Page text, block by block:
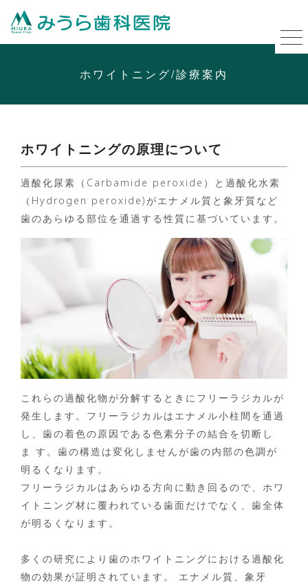
ホワイトニング/診療案内
ホワイトニングの原理について
過酸化尿素（Carbamide peroxide）と過酸化水素
（Hydrogen peroxide)がエナメル質と象牙質など
歯のあらゆる部位を通過する性質に基づいています。
これらの過酸化物が分解するときにフリーラジカルが
発生します。フリーラジカルはエナメル小柱間を通過
し、歯の着色の原因である色素分子の結合を切断し
ま す。歯の構造は変化しませんが歯の内部の色調が
明るくなります。
フリーラジカルはあらゆる方向に動き回るので、ホワ
イトニング材に覆われている歯面だけでなく、歯全体
が明るくなります。
多くの研究により歯のホワイトニングにおける過酸化
物の効果が証明されています。 エナメル質、象牙